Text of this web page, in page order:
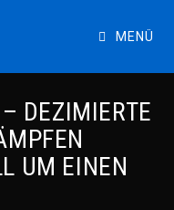
MENÜ
DEZIMIERTE
UM EINEN